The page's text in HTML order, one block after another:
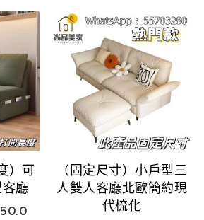
）可
廳
（固定尺寸）小戶型三
人雙人客廳北歐簡約現
代梳化